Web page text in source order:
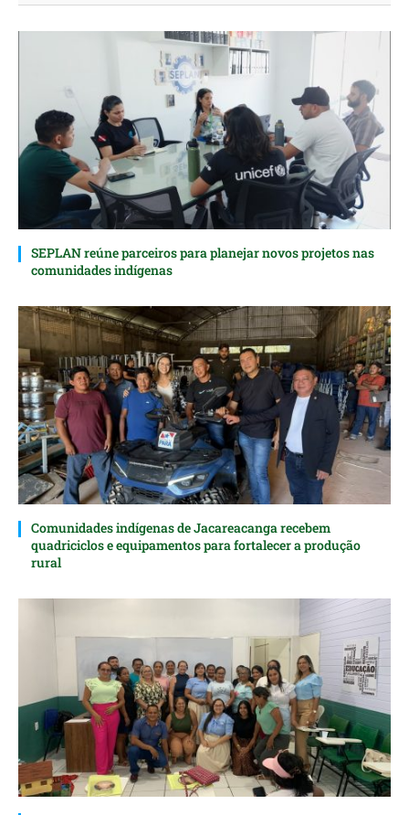
SEPLAN reúne parceiros para planejar novos projetos nas
comunidades indígenas
Comunidades indígenas de Jacareacanga recebem
quadriciclos e equipamentos para fortalecer a produção
rural